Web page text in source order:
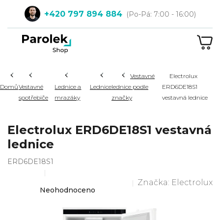
obsah
+420 797 894 884
Hledat
DomůVestavné
spotřebiče
Lednice a
mrazáky
Lednice
Vestavné
lednice podle
značky
Electrolux
ERD6DE18S1
vestavná lednice
Electrolux ERD6DE18S1 vestavná
lednice
ERD6DE18S1
hodnocení
je
Neohodnoceno
Značka: Electrolux